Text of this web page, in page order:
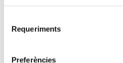
Requeriments
Preferències